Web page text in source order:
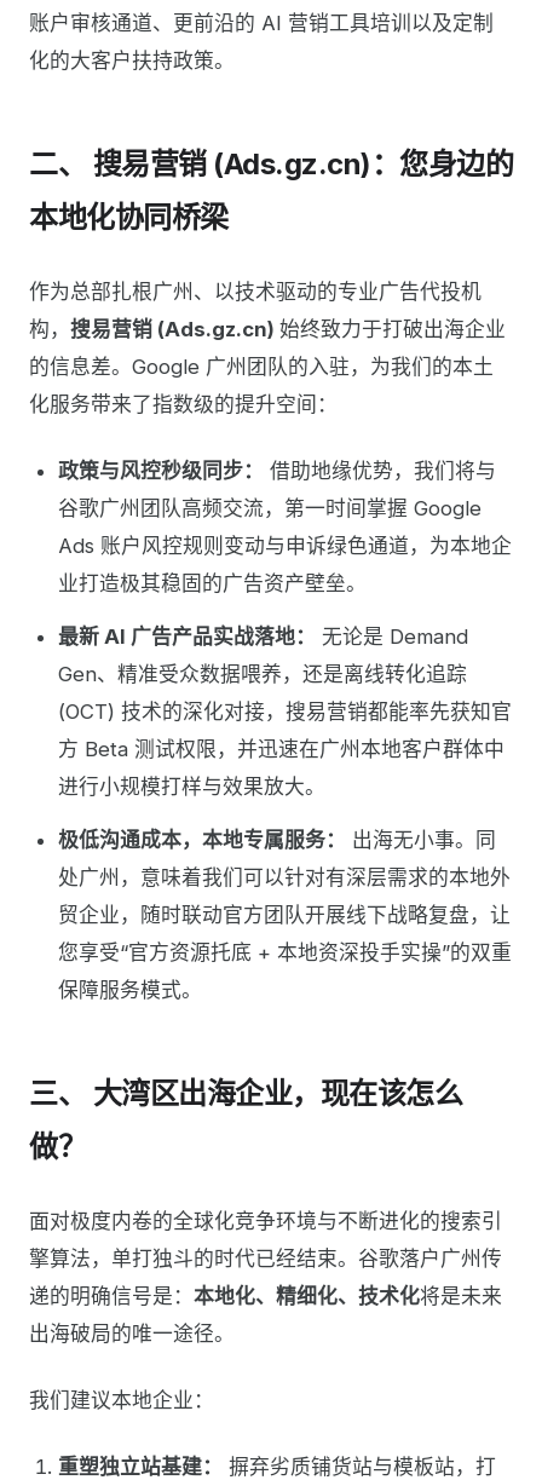
账户审核通道、更前沿的 AI 营销工具培训以及定制
化的大客户扶持政策。
二、 搜易营销 (Ads.gz.cn)：您身边的
本地化协同桥梁
作为总部扎根广州、以技术驱动的专业广告代投机
构， 搜易营销 (Ads.gz.cn) 始终致力于打破出海企业
的信息差。Google 广州团队的入驻，为我们的本土
化服务带来了指数级的提升空间：
政策与风控秒级同步：
借助地缘优势，我们将与
谷歌广州团队高频交流，第一时间掌握 Google
Ads 账户风控规则变动与申诉绿色通道，为本地企
业打造极其稳固的广告资产壁垒。
最新 AI 广告产品实战落地：
无论是 Demand
Gen、精准受众数据喂养，还是离线转化追踪
(OCT) 技术的深化对接，搜易营销都能率先获知官
方 Beta 测试权限，并迅速在广州本地客户群体中
进行小规模打样与效果放大。
极低沟通成本，本地专属服务：
出海无小事。同
处广州，意味着我们可以针对有深层需求的本地外
贸企业，随时联动官方团队开展线下战略复盘，让
您享受“官方资源托底 + 本地资深投手实操”的双重
保障服务模式。
三、 大湾区出海企业，现在该怎么
做？
面对极度内卷的全球化竞争环境与不断进化的搜索引
擎算法，单打独斗的时代已经结束。谷歌落户广州传
递的明确信号是： 本地化、精细化、技术化将是未来
出海破局的唯一途径。
我们建议本地企业：
重塑独立站基建：
摒弃劣质铺货站与模板站，打